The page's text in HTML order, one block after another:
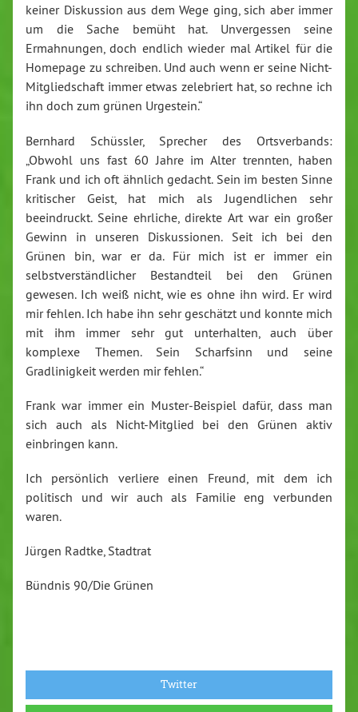
keiner Diskussion aus dem Wege ging, sich aber immer
um die Sache bemüht hat. Unvergessen seine
Ermahnungen, doch endlich wieder mal Artikel für die
Homepage zu schreiben. Und auch wenn er seine Nicht-
Mitgliedschaft immer etwas zelebriert hat, so rechne ich
ihn doch zum grünen Urgestein.“
Bernhard Schüssler, Sprecher des Ortsverbands:
„Obwohl uns fast 60 Jahre im Alter trennten, haben
Frank und ich oft ähnlich gedacht. Sein im besten Sinne
kritischer Geist, hat mich als Jugendlichen sehr
beeindruckt. Seine ehrliche, direkte Art war ein großer
Gewinn in unseren Diskussionen. Seit ich bei den
Grünen bin, war er da. Für mich ist er immer ein
selbstverständlicher Bestandteil bei den Grünen
gewesen. Ich weiß nicht, wie es ohne ihn wird. Er wird
mir fehlen. Ich habe ihn sehr geschätzt und konnte mich
mit ihm immer sehr gut unterhalten, auch über
komplexe Themen. Sein Scharfsinn und seine
Gradlinigkeit werden mir fehlen.“
Frank war immer ein Muster-Beispiel dafür, dass man
sich auch als Nicht-Mitglied bei den Grünen aktiv
einbringen kann.
Ich persönlich verliere einen Freund, mit dem ich
politisch und wir auch als Familie eng verbunden
waren.
Jürgen Radtke, Stadtrat
Bündnis 90/Die Grünen
Twitter